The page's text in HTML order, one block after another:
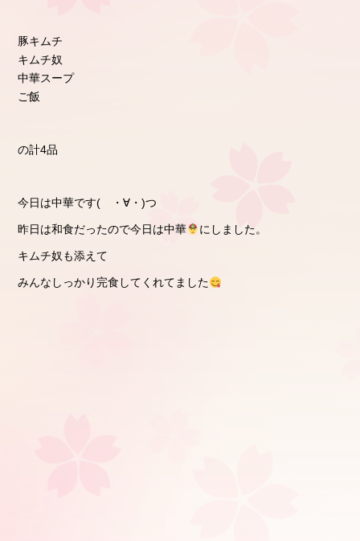
豚キムチ
キムチ奴
中華スープ
ご飯
の計4品
今日は中華です( ・∀・)つ
昨日は和食だったので今日は中華 にしました。
キムチ奴も添えて
みんなしっかり完食してくれてました